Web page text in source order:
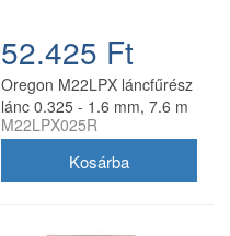
52.425 Ft
Oregon M22LPX láncfűrész
lánc 0.325 - 1.6 mm, 7.6 m
tekercs
M22LPX025R